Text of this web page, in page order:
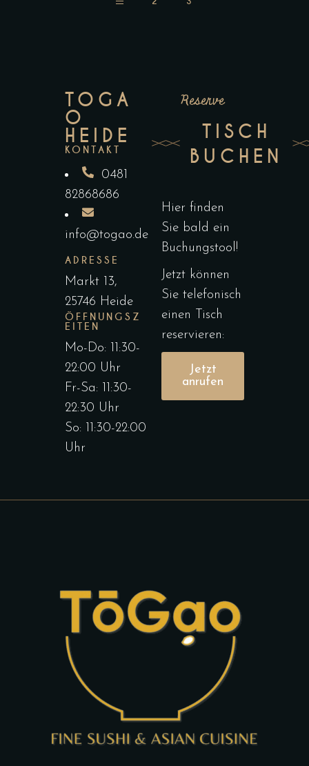
TOGA
O
HEIDE
KONTAKT
0481
82868686
info@togao.de
ADRESSE
Markt 13,
25746 Heide
ÖFFNUNGSZ
EITEN
Mo-Do: 11:30-
22:00 Uhr
Fr-Sa: 11:30-
22:30 Uhr
So: 11:30-22:00
Uhr
Reserve
TISCH
BUCHEN
Hier finden
Sie bald ein
Buchungstool!
Jetzt können
Sie telefonisch
einen Tisch
reservieren:
Jetzt
anrufen